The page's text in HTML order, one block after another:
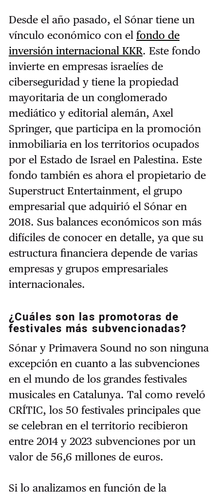
Desde el año pasado, el Sónar tiene un
vínculo económico con el fondo de
inversión internacional KKR. Este fondo
invierte en empresas israelíes de
ciberseguridad y tiene la propiedad
mayoritaria de un conglomerado
mediático y editorial alemán, Axel
Springer, que participa en la promoción
inmobiliaria en los territorios ocupados
por el Estado de Israel en Palestina. Este
fondo también es ahora el propietario de
Superstruct Entertainment, el grupo
empresarial que adquirió el Sónar en
2018. Sus balances económicos son más
difíciles de conocer en detalle, ya que su
estructura financiera depende de varias
empresas y grupos empresariales
internacionales.
¿Cuáles son las promotoras de
festivales más subvencionadas?
Sónar y Primavera Sound no son ninguna
excepción en cuanto a las subvenciones
en el mundo de los grandes festivales
musicales en Catalunya. Tal como reveló
CRÍTIC, los 50 festivales principales que
se celebran en el territorio recibieron
entre 2014 y 2023 subvenciones por un
valor de 56,6 millones de euros.
Si lo analizamos en función de la